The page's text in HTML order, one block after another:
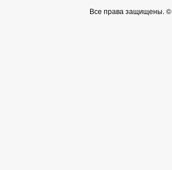
Все права защищены. ©